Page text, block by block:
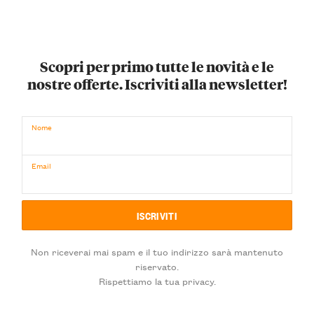
Scopri per primo tutte le novità e le
nostre offerte. Iscriviti alla newsletter!
Nome
Email
Non riceverai mai spam e il tuo indirizzo sarà mantenuto
riservato.
Rispettiamo la tua privacy.